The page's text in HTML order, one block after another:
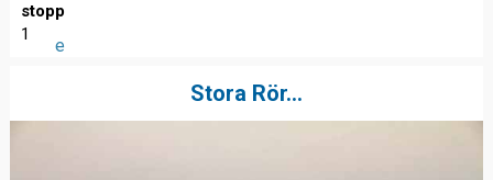
e
stopp
1
Stora Rör...